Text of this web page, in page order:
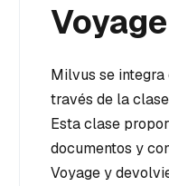
Voyage
Milvus se integra
través de la
Esta clase
documentos y
Voyage y